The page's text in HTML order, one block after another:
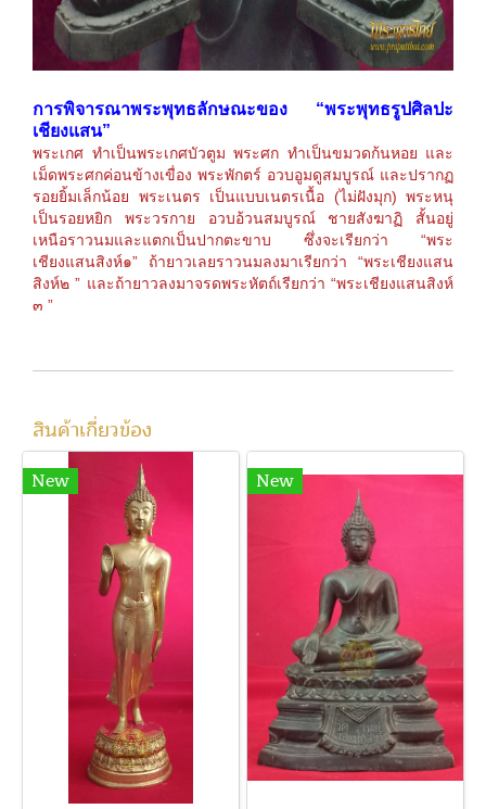
การพิจารณาพระพุทธลักษณะของ “พระพุทธรูปศิลปะ
เชียงแสน”
พระเกศ ทำเป็นพระเกศบัวตูม พระศก ทำเป็นขมวดก้นหอย และ
เม็ดพระศกค่อนข้างเขื่อง พระพักตร์ อวบอูมดูสมบูรณ์ และปรากฏ
รอยยิ้มเล็กน้อย พระเนตร เป็นแบบเนตรเนื้อ (ไม่ฝังมุก) พระหนุ
เป็นรอยหยิก พระวรกาย อวบอ้วนสมบูรณ์ ชายสังฆาฏิ สั้นอยู่
เหนือราวนมและแตกเป็นปากตะขาบ ซึ่งจะเรียกว่า “พระ
เชียงแสนสิงห์๑” ถ้ายาวเลยราวนมลงมาเรียกว่า “พระเชียงแสน
สิงห์๒ ” และถ้ายาวลงมาจรดพระหัตถ์เรียกว่า “พระเชียงแสนสิงห์
๓ ”
สินค้าเกี่ยวข้อง
New New